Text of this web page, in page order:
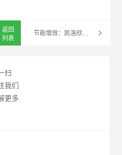
返回
列表
扫
我们
更多